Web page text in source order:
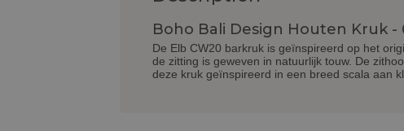
Boho Bali Design Houten Kruk -
De Elb CW20 barkruk is geïnspireerd op het
de zitting is geweven in natuurlijk touw. De
deze kruk geïnspireerd in een breed scala aan